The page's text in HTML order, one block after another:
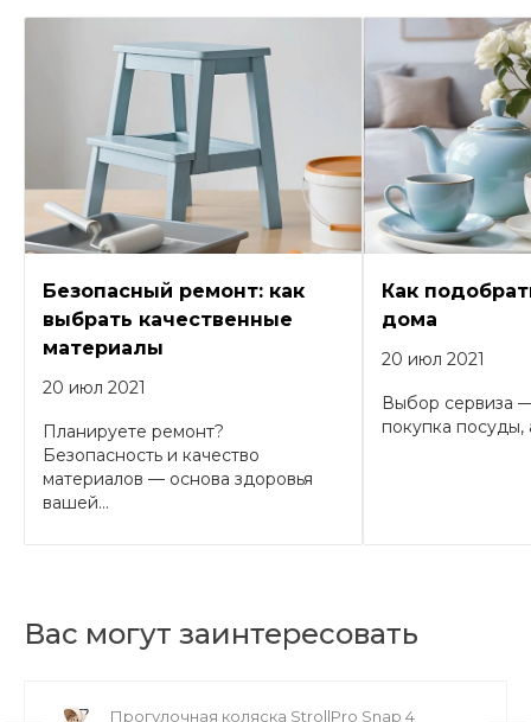
Безопасный ремонт: как
выбрать качественные
материалы
20 июл 2021
Планируете ремонт?
Безопасность и качество
материалов — основа здоровья
вашей...
Как
дома
20 июл 2021
Выбор сервиза
покупка посуды,
Вас могут заинтересовать
Прогулочная коляска StrollPro Snap 4